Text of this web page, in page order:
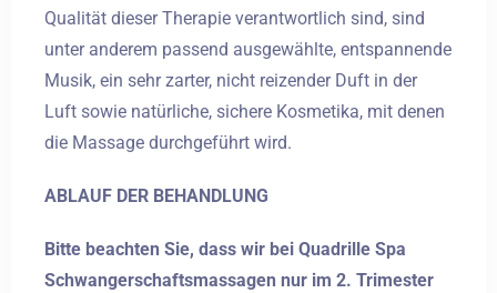
Qualität dieser Therapie verantwortlich sind, sind
unter anderem passend ausgewählte, entspannende
Musik, ein sehr zarter, nicht reizender Duft in der
Luft sowie natürliche, sichere Kosmetika, mit denen
die Massage durchgeführt wird.
ABLAUF DER BEHANDLUNG
Bitte beachten Sie, dass wir bei Quadrille Spa
Schwangerschaftsmassagen nur im 2. Trimester